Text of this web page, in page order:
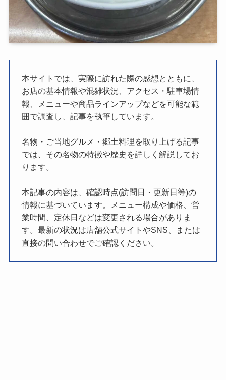
本サイトでは、実際に訪れた際の感想とともに、
お店の基本情報や混雑状況、アクセス・駐車場情
報、メニューや商品ラインアップなどを可能な範
囲で調査し、記事を執筆しています。
名物・ご当地グルメ・郷土料理を取り上げる記事
では、その名物の特徴や歴史を詳しく解説してお
ります。
本記事の内容は、確認時点(訪問日・更新日等)の
情報に基づいています。メニュー構成や価格、営
業時間、定休日などは変更される場合がありま
す。最新の状況は店舗公式サイトやSNS、または
直接の問い合わせでご確認ください。